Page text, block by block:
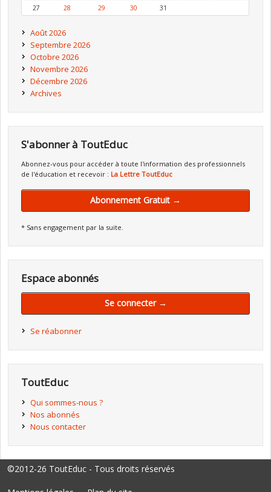
27
28 29 30 31
Août 2026
Septembre 2026
Octobre 2026
Novembre 2026
Décembre 2026
Archives
S'abonner à ToutEduc
Abonnez-vous pour accéder à toute l'information des professionnels
de l'éducation et recevoir : La Lettre ToutEduc
Abonnement Gratuit →
* Sans engagement par la suite.
Espace abonnés
Se connecter →
Se réabonner
ToutEduc
Qui sommes-nous ?
Nos abonnés
Nous contacter
©2012-26 ToutEduc - Tous droits réservés